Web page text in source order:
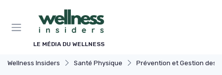
LE MÉDIA DU WELLNESS
Wellness Insiders Santé Physique Prévention et Gestion des Blessures